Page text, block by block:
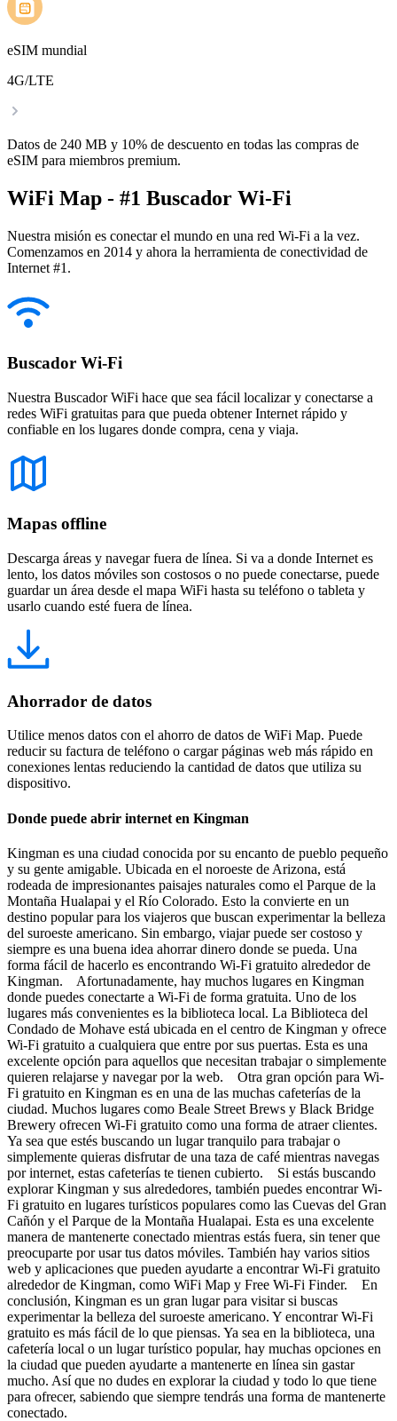
eSIM mundial
4G/LTE
Datos de 240 MB y 10% de descuento en todas las compras de
eSIM para miembros premium.
WiFi Map - #1 Buscador Wi-Fi
Nuestra misión es conectar el mundo en una red Wi-Fi a la vez.
Comenzamos en 2014 y ahora la herramienta de conectividad de
Internet #1.
Buscador Wi-Fi
Nuestra Buscador WiFi hace que sea fácil localizar y conectarse a
redes WiFi gratuitas para que pueda obtener Internet rápido y
confiable en los lugares donde compra, cena y viaja.
Mapas offline
Descarga áreas y navegar fuera de línea. Si va a donde Internet es
lento, los datos móviles son costosos o no puede conectarse, puede
guardar un área desde el mapa WiFi hasta su teléfono o tableta y
usarlo cuando esté fuera de línea.
Ahorrador de datos
Utilice menos datos con el ahorro de datos de WiFi Map. Puede
reducir su factura de teléfono o cargar páginas web más rápido en
conexiones lentas reduciendo la cantidad de datos que utiliza su
dispositivo.
Donde puede abrir internet en Kingman
Kingman es una ciudad conocida por su encanto de pueblo pequeño
y su gente amigable. Ubicada en el noroeste de Arizona, está
rodeada de impresionantes paisajes naturales como el Parque de la
Montaña Hualapai y el Río Colorado. Esto la convierte en un
destino popular para los viajeros que buscan experimentar la belleza
del suroeste americano. Sin embargo, viajar puede ser costoso y
siempre es una buena idea ahorrar dinero donde se pueda. Una
forma fácil de hacerlo es encontrando Wi-Fi gratuito alrededor de
Kingman. Afortunadamente, hay muchos lugares en Kingman
donde puedes conectarte a Wi-Fi de forma gratuita. Uno de los
lugares más convenientes es la biblioteca local. La Biblioteca del
Condado de Mohave está ubicada en el centro de Kingman y ofrece
Wi-Fi gratuito a cualquiera que entre por sus puertas. Esta es una
excelente opción para aquellos que necesitan trabajar o simplemente
quieren relajarse y navegar por la web. Otra gran opción para Wi-
Fi gratuito en Kingman es en una de las muchas cafeterías de la
ciudad. Muchos lugares como Beale Street Brews y Black Bridge
Brewery ofrecen Wi-Fi gratuito como una forma de atraer clientes.
Ya sea que estés buscando un lugar tranquilo para trabajar o
simplemente quieras disfrutar de una taza de café mientras navegas
por internet, estas cafeterías te tienen cubierto. Si estás buscando
explorar Kingman y sus alrededores, también puedes encontrar Wi-
Fi gratuito en lugares turísticos populares como las Cuevas del Gran
Cañón y el Parque de la Montaña Hualapai. Esta es una excelente
manera de mantenerte conectado mientras estás fuera, sin tener que
preocuparte por usar tus datos móviles. También hay varios sitios
web y aplicaciones que pueden ayudarte a encontrar Wi-Fi gratuito
alrededor de Kingman, como WiFi Map y Free Wi-Fi Finder. En
conclusión, Kingman es un gran lugar para visitar si buscas
experimentar la belleza del suroeste americano. Y encontrar Wi-Fi
gratuito es más fácil de lo que piensas. Ya sea en la biblioteca, una
cafetería local o un lugar turístico popular, hay muchas opciones en
la ciudad que pueden ayudarte a mantenerte en línea sin gastar
mucho. Así que no dudes en explorar la ciudad y todo lo que tiene
para ofrecer, sabiendo que siempre tendrás una forma de mantenerte
conectado.